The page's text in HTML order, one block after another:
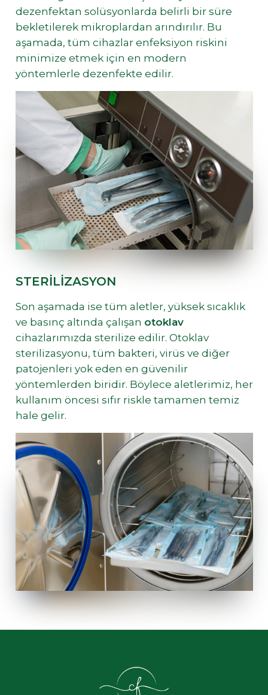
dezenfektan solüsyonlarda belirli bir süre
bekletilerek mikroplardan arındırılır. Bu
aşamada, tüm cihazlar enfeksiyon riskini
minimize etmek için en modern
yöntemlerle dezenfekte edilir.
STERILIZASYON
Son aşamada ise tüm aletler, yüksek sıcaklık
ve basınç altında çalışan otoklav
cihazlarımızda sterilize edilir. Otoklav
sterilizasyonu, tüm bakteri, virüs ve diğer
patojenleri yok eden en güvenilir
yöntemlerden biridir. Böylece aletlerimiz, her
kullanım öncesi sıfır riskle tamamen temiz
hale gelir.